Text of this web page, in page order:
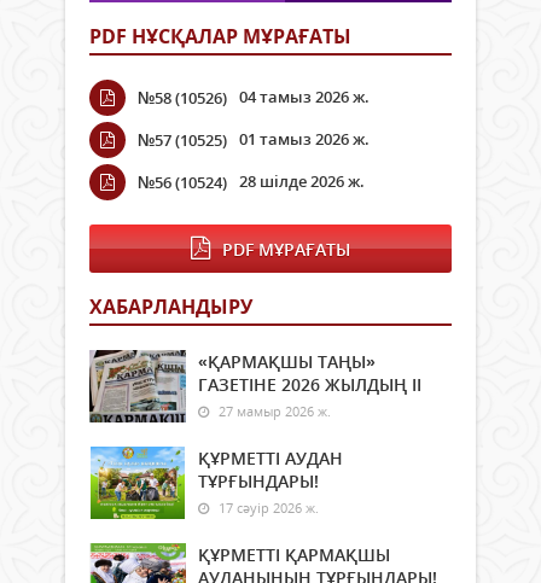
PDF НҰСҚАЛАР МҰРАҒАТЫ
№58 (10526) 04 тамыз 2026 ж.
№57 (10525) 01 тамыз 2026 ж.
№56 (10524) 28 шілде 2026 ж.
PDF МҰРАҒАТЫ
ХАБАРЛАНДЫРУ
«ҚАРМАҚШЫ ТАҢЫ»
ГАЗЕТІНЕ 2026 ЖЫЛДЫҢ ІI
27 мамыр 2026 ж.
ҚҰРМЕТТІ АУДАН
ТҰРҒЫНДАРЫ!
17 сәуір 2026 ж.
ҚҰРМЕТТІ ҚАРМАҚШЫ
АУДАНЫНЫҢ ТҰРҒЫНДАРЫ!